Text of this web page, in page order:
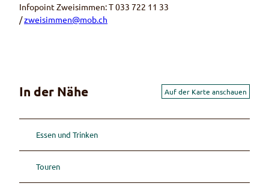
Infopoint Zweisimmen: T 033 722 11 33
/zweisimmen@mob.ch
In der Nähe Auf der Karte anschauen
Essen und Trinken
Touren